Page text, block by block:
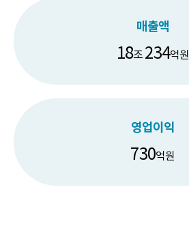
매출액
18조 234억원
영업이익
730억원